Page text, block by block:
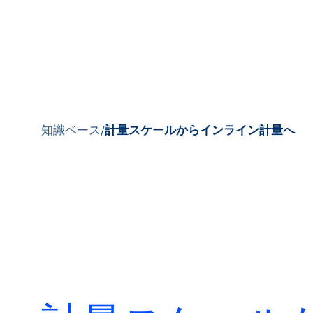
フローアカデミー
知識ベース/計量スケールからインライン計量へ